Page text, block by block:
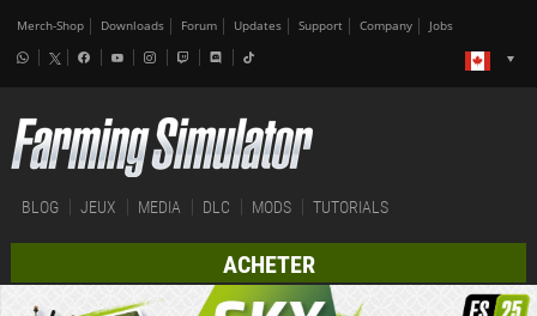
Merch-Shop Downloads Forum Updates Support Company Jobs
BLOG JEUX MEDIA DLC MODS TUTORIALS
ACHETER